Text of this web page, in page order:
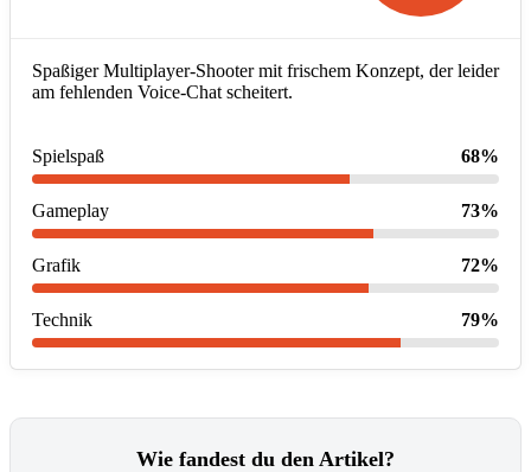
Spaßiger Multiplayer-Shooter mit frischem Konzept, der leider
am fehlenden Voice-Chat scheitert.
Spielspaß 68%
Gameplay 73%
Grafik 72%
Technik 79%
Wie fandest du den Artikel?